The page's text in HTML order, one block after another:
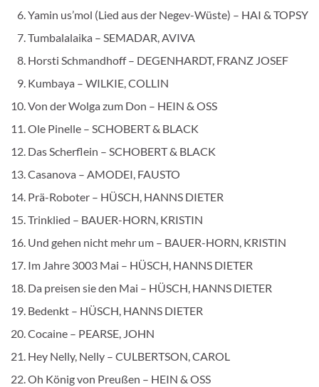
Yamin us’mol (Lied aus der Negev-Wüste) – HAI & TOPSY
Tumbalalaika – SEMADAR, AVIVA
Horsti Schmandhoff – DEGENHARDT, FRANZ JOSEF
Kumbaya – WILKIE, COLLIN
Von der Wolga zum Don – HEIN & OSS
Ole Pinelle – SCHOBERT & BLACK
Das Scherflein – SCHOBERT & BLACK
Casanova – AMODEI, FAUSTO
Prä-Roboter – HÜSCH, HANNS DIETER
Trinklied – BAUER-HORN, KRISTIN
Und gehen nicht mehr um – BAUER-HORN, KRISTIN
Im Jahre 3003 Mai – HÜSCH, HANNS DIETER
Da preisen sie den Mai – HÜSCH, HANNS DIETER
Bedenkt – HÜSCH, HANNS DIETER
Cocaine – PEARSE, JOHN
Hey Nelly, Nelly – CULBERTSON, CAROL
Oh König von Preußen – HEIN & OSS